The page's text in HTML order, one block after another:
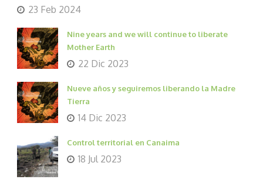
23 Feb 2024
Nine years and we will continue to liberate
Mother Earth
22 Dic 2023
Nueve años y seguiremos liberando la Madre
Tierra
14 Dic 2023
Control territorial en Canaima
18 Jul 2023